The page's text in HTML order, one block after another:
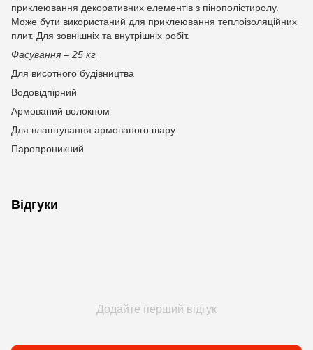
приклеювання декоративних елементів з пінополістиролу.
Може бути використаний для приклеювання теплоізоляційних
плит. Для зовнішніх та внутрішніх робіт.
Фасування – 25 кг
Для висотного будівництва
Водовідпірний
Армований волокном
Для влаштування армованого шару
Паропроникний
Відгуки
Додайте перший відгук